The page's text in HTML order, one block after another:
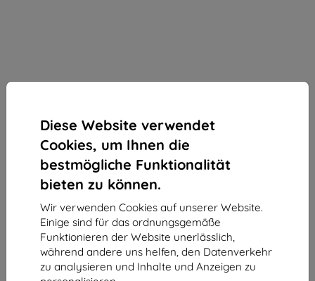
Diese Website verwendet
Cookies, um Ihnen die
bestmögliche Funktionalität
bieten zu können.
Wir verwenden Cookies auf unserer Website.
Einige sind für das ordnungsgemäße
Funktionieren der Website unerlässlich,
während andere uns helfen, den Datenverkehr
zu analysieren und Inhalte und Anzeigen zu
3mk Paper Feeling Displayschutzfolie für Lenovo
Tab K9
Geeignet für: Lenovo Tab K9
22,90 €